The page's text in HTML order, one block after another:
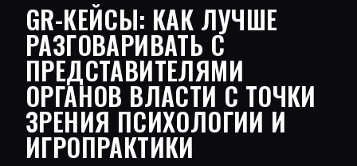
GR-КЕЙСЫ: КАК ЛУЧШЕ
РАЗГОВАРИВАТЬ С
ПРЕДСТАВИТЕЛЯМИ
ОРГАНОВ ВЛАСТИ С ТОЧКИ
ЗРЕНИЯ ПСИХОЛОГИИ И
ИГРОПРАКТИКИ